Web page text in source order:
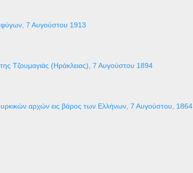
7 Αυγούστου 1913
Τζουμαγιάς (Ηράκλειας), 7 Αυγούστου 1894
αρχών εις βάρος των Ελλήνων, 7 Αυγούστου, 1864